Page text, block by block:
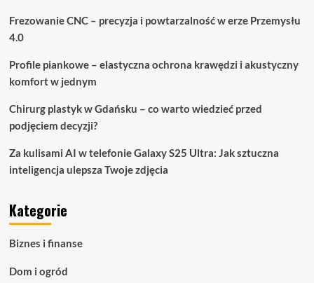
Frezowanie CNC – precyzja i powtarzalność w erze Przemysłu
4.0
Profile piankowe – elastyczna ochrona krawędzi i akustyczny
komfort w jednym
Chirurg plastyk w Gdańsku – co warto wiedzieć przed
podjęciem decyzji?
Za kulisami AI w telefonie Galaxy S25 Ultra: Jak sztuczna
inteligencja ulepsza Twoje zdjęcia
Kategorie
Biznes i finanse
Dom i ogród